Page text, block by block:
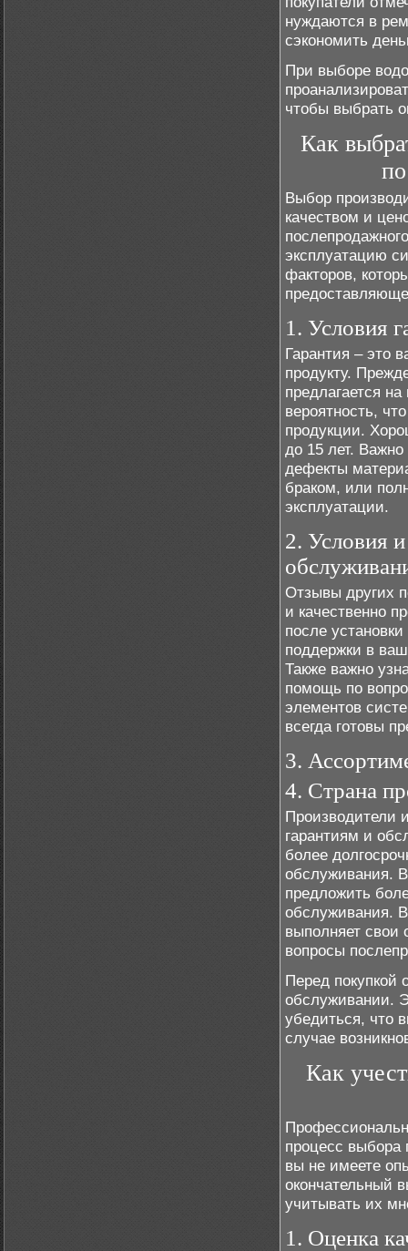
нуждаются в
сэкономить
При выборе
чтобы выбрать
Как
Выбор
качеством и
эксплуатацию
факторов,
1. Условия
Гарантия – это
продукту.
предлагается
вероятность,
продукции.
до 15 лет. Важно
дефекты
браком, или
эксплуатации.
2. Условия
Отзывы других
и качественно
после
поддержки в
Также важно
помощь по
элементов
всегда готовы
3.
4. Страна
Производители
гарантиям и
более
обслуживания.
предложить
обслуживания.
выполняет свои
вопросы
Перед покупкой
обслуживании.
убедиться, что
случае
Как
процесс выбора
вы не имеете
окончательный
учитывать их
1. Оценка